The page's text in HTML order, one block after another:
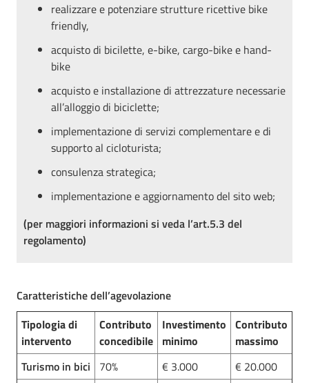
realizzare e potenziare strutture ricettive bike
friendly,
acquisto di bicilette, e-bike, cargo-bike e hand-
bike
acquisto e installazione di attrezzature necessarie
all’alloggio di biciclette;
implementazione di servizi complementare e di
supporto al cicloturista;
consulenza strategica;
implementazione e aggiornamento del sito web;
(per maggiori informazioni si veda l’art.5.3 del
regolamento)
Caratteristiche dell’agevolazione
Tipologia di
intervento
Contributo
concedibile
Investimento
minimo
Contributo
massimo
Turismo in bici
70% € 3.000
€ 20.000